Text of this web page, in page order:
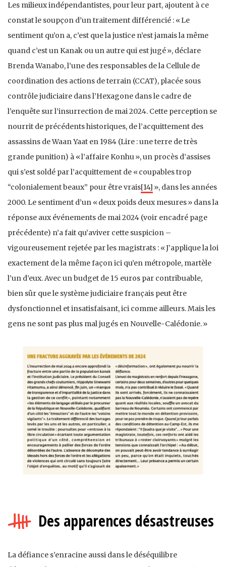
Les milieux indépendantistes, pour leur part, ajoutent à ce
constat le soupçon d’un traitement différencié : « Le
sentiment qu’on a, c’est que la justice n’est jamais la même
quand c’est un Kanak ou un autre qui est jugé », déclare
Brenda Wanabo, l’une des responsables de la Cellule de
coordination des actions de terrain (CCAT), placée sous
contrôle judiciaire dans l’Hexagone dans le cadre de
l’enquête sur l’insurrection de mai 2024. Cette perception se
nourrit de précédents historiques, de l’acquittement des
assassins de Waan Yaat en 1984 (Lire : une terre de très
grande punition) à « l’affaire Konhu », un procès d’assises
qui s’est soldé par l’acquittement de « coupables trop
“colonialement beaux” pour être vrais[14] », dans les années
2000. Le sentiment d’un « deux poids deux mesures » dans la
réponse aux événements de mai 2024 (voir encadré page
précédente) n’a fait qu’aviver cette suspicion –
vigoureusement rejetée par les magistrats : « J’applique la loi
exactement de la même façon ici qu’en métropole, martèle
l’un d’eux. Avec un budget de 15 euros par contribuable,
bien sûr que le système judiciaire français peut être
dysfonctionnel et insatisfaisant, ici comme ailleurs. Mais les
gens ne sont pas plus mal jugés en Nouvelle-Calédonie. »
Des apparences désastreuses
La défiance s’enracine aussi dans le déséquilibre